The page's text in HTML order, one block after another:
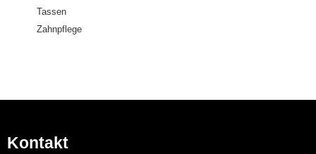
Tassen
Zahnpflege
Kontakt